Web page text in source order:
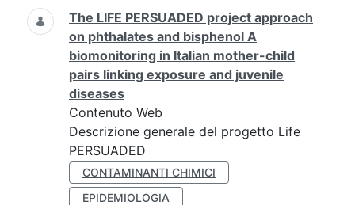
The LIFE PERSUADED project approach
on phthalates and bisphenol A
biomonitoring in Italian mother-child
pairs linking exposure and juvenile
diseases
Contenuto Web
Descrizione generale del progetto Life
PERSUADED
CONTAMINANTI CHIMICI
EPIDEMIOLOGIA